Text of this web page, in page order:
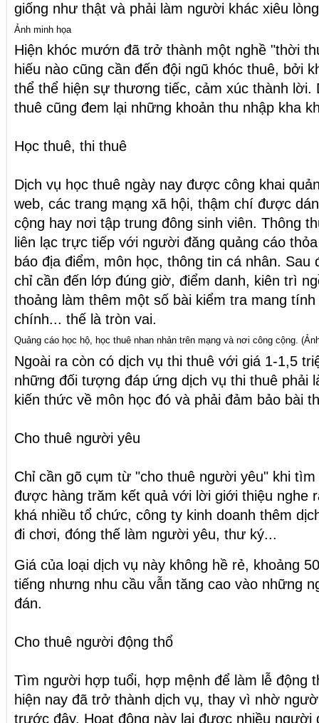
giống như thật và phải làm người khác xiêu
Ảnh minh họa
Hiện khóc mướn đã trở thành một nghề "thời
hiếu nào cũng cần đến đội ngũ khóc thuê, bởi
thể thể hiện sự thương tiếc, cảm xúc thành lời.
thuê cũng đem lại những khoản thu nhập kha
Học thuê, thi thuê
Dịch vụ học thuê ngày nay được công khai
web, các trang mạng xã hội, thậm chí được
cộng hay nơi tập trung đông sinh viên. Thông
liên lạc trực tiếp với người đăng quảng cáo
báo địa điểm, môn học, thông tin cá nhân. Sau
chỉ cần đến lớp đúng giờ, điểm danh, kiên trì
thoảng làm thêm một số bài kiểm tra mang
chính... thế là tròn vai.
Quảng cáo học hộ, học thuê nhan nhản trên mạng và nơi công cộng.
Ngoài ra còn có dịch vụ thi thuê với giá 1-1,5
những đối tượng đáp ứng dịch vụ thi thuê phải
kiến thức về môn học đó và phải đảm bảo bài
Cho thuê người yêu
Chỉ cần gõ cụm từ "cho thuê người yêu" khi
được hàng trăm kết quả với lời giới thiệu nghe
khá nhiều tổ chức, công ty kinh doanh thêm
đi chơi, đóng thế làm người yêu, thư ký...
Giá của loại dịch vụ này không hề rẻ, khoảng
tiếng nhưng nhu cầu vẫn tăng cao vào những
đán.
Cho thuê người động thổ
Tìm người hợp tuổi, hợp mệnh để làm lễ động
hiện nay đã trở thành dịch vụ, thay vì nhờ
trước đây. Hoạt động này lại được nhiều người